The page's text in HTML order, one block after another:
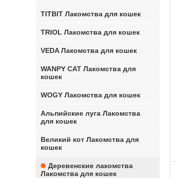
TITBIT Лакомства для кошек
TRIOL Лакомства для кошек
VEDA Лакомства для кошек
WANPY CAT Лакомства для
кошек
WOGY Лакомства для кошек
Альпийские луга Лакомства
для кошек
Великий кот Лакомства для
кошек
Деревенские лакомства
Лакомства для кошек